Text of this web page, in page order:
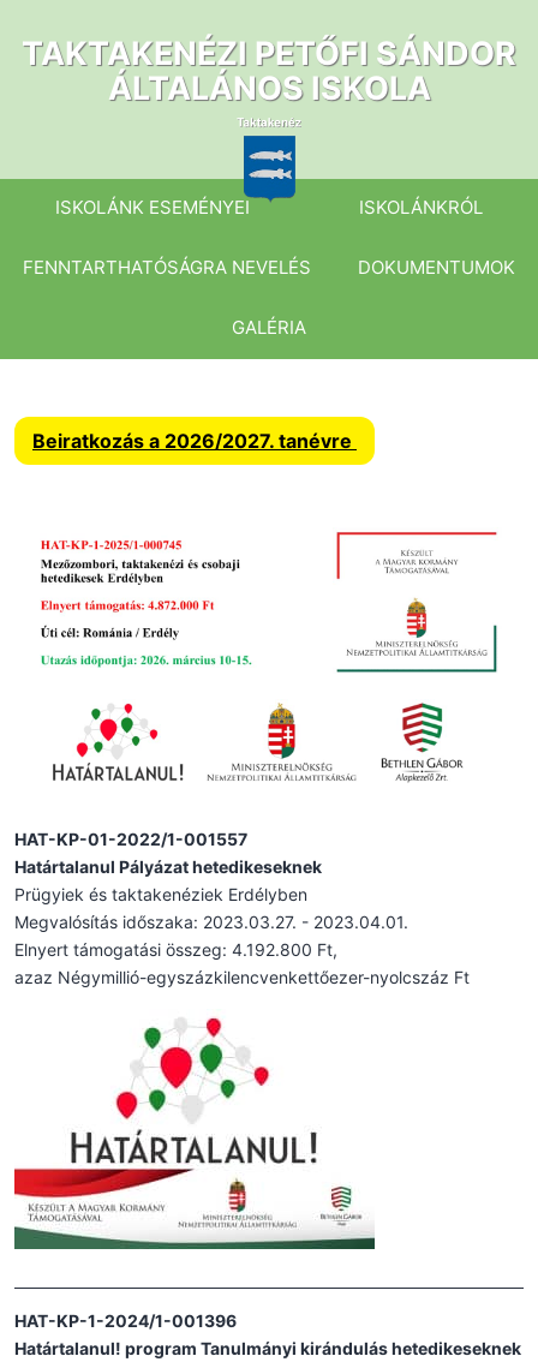
tartalomhoz
TAKTAKENÉZI PETŐFI SÁNDOR
ÁLTALÁNOS ISKOLA
ISKOLÁNK ESEMÉNYEI ISKOLÁNKRÓL
FENNTARTHATÓSÁGRA NEVELÉS DOKUMENTUMOK
GALÉRIA
Beiratkozás a 2026/2027. tanévre
HAT-KP-01-2022/1-001557
Határtalanul Pályázat hetedikeseknek
Prügyiek és taktakenéziek Erdélyben
Megvalósítás időszaka: 2023.03.27. - 2023.04.01.
Elnyert támogatási összeg: 4.192.800 Ft,
azaz Négymillió-egyszázkilencvenkettőezer-nyolcszáz Ft
HAT-KP-1-2024/1-001396
Határtalanul! program Tanulmányi kirándulás hetedikeseknek